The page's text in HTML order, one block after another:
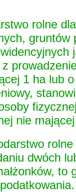
rolne
gruntów
1 ha lub
nie
rolne
dwóch
to